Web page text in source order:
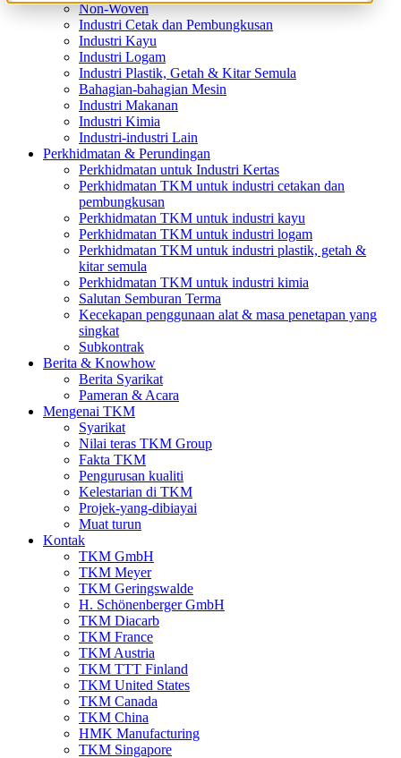
Non-Woven
Industri Cetak dan Pembungkusan
Industri Kayu
Industri Logam
Industri Plastik, Getah & Kitar Semula
Bahagian-bahagian Mesin
Industri Makanan
Industri Kimia
Industri-industri Lain
Perkhidmatan & Perundingan
Perkhidmatan untuk Industri Kertas
Perkhidmatan TKM untuk industri cetakan dan
pembungkusan
Perkhidmatan TKM untuk industri kayu
Perkhidmatan TKM untuk industri logam
Perkhidmatan TKM untuk industri plastik, getah &
kitar semula
Perkhidmatan TKM untuk industri kimia
Salutan Semburan Terma
Kecekapan penggunaan alat & masa penetapan yang
singkat
Subkontrak
Berita & Knowhow
Berita Syarikat
Pameran & Acara
Mengenai TKM
Syarikat
Nilai teras TKM Group
Fakta TKM
Pengurusan kualiti
Kelestarian di TKM
Projek-yang-dibiayai
Muat turun
Kontak
TKM GmbH
TKM Meyer
TKM Geringswalde
H. Schönenberger GmbH
TKM Diacarb
TKM France
TKM Austria
TKM TTT Finland
TKM United States
TKM Canada
TKM China
HMK Manufacturing
TKM Singapore